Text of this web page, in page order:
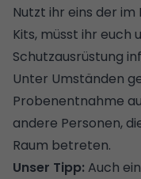
Nutzt ihr eins der
Kits, müsst ihr euch
Schutzausrüstung
Unter Umständen
Probenentnahme
andere Personen,
Raum betreten.
Unser Tipp: Auch